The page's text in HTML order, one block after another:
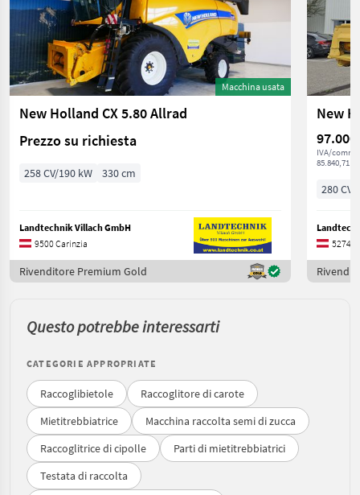
Macchina usata
New Holland CX 5.80 Allrad
Prezzo su richiesta
258 CV/190 kW 330 cm
Landtechnik Villach GmbH
9500 Carinzia
Rivenditore Premium Gold
New
97.000
IVA/
85.840,71 €
280 CV/
5274
Questo potrebbe interessarti
CATEGORIE APPROPRIATE
Raccoglibietole
Raccoglitore di carote
Mietitrebbiatrice
Macchina raccolta semi di zucca
Raccoglitrice di cipolle
Parti di mietitrebbiatrici
Testata di raccolta